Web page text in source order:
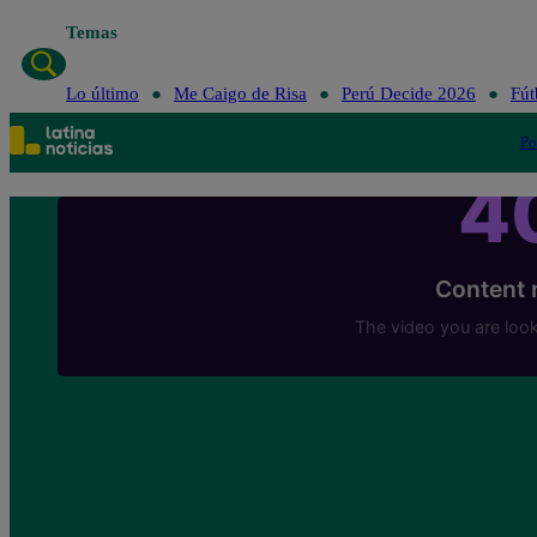
Temas
Lo último Me Caigo de Risa Perú Decide 2026